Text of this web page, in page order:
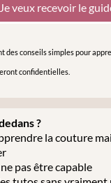
Je veux recevoir le
des conseils simples pour
confidentielles.
?
la couture
pas être capable